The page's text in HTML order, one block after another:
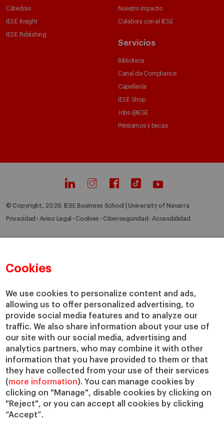
Cookies
We use cookies to personalize content and ads,
allowing us to offer personalized advertising, to
provide social media features and to analyze our
traffic. We also share information about your use of
our site with our social media, advertising and
analytics partners, who may combine it with other
information that you have provided to them or that
they have collected from your use of their services
(more information). You can manage cookies by
clicking on "Manage", disable cookies by clicking on
"Reject", or you can accept all cookies by clicking
“Accept”.
Cátedras
IESE Insight
IESE Publishing
Nuestro impacto
Colabora con el IESE
Servicios
Biblioteca
Canal de Compliance
Capellanía
IESE Shop
Jobs @IESE
Préstamos y becas
© Copyright, 2026. IESE Business School | University of Navarra
Privacidad Aviso Legal Cookies Ciberseguridad Accesibilidad